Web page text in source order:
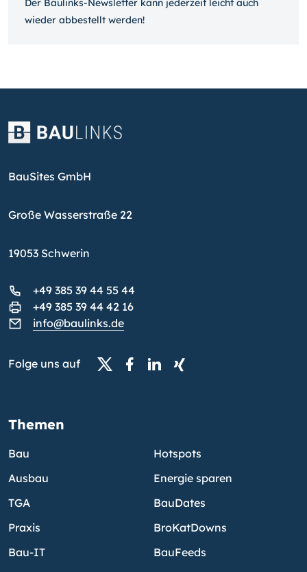
wieder ab­bestellt werden!
BauSites GmbH
Große Wasserstraße 22
19053 Schwerin
+49 385 39 44 55 44
+49 385 39 44 42 16
info@baulinks.de
Folge uns auf
Themen
Bau
Ausbau
TGA
Praxis
Bau-IT
Hotspots
Energie sparen
BauDates
BroKatDowns
BauFeeds